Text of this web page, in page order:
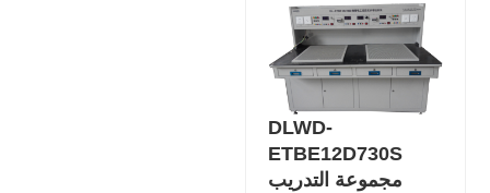
DLWD-
ETBE12D730S
مجموعة التدريب